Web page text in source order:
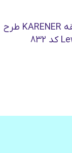
ظرف غذا دو طبقه KARENER طرح